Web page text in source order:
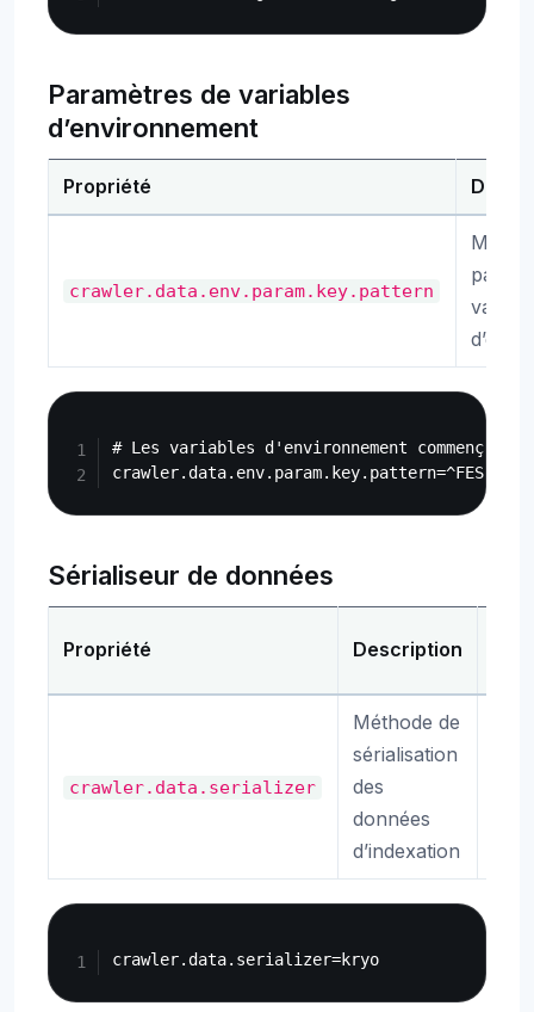
Paramètres de variables
d’environnement
Propriété
crawler.data.env.param.key.pattern
Motif
# Les variables d'environnement
Sérialiseur de données
Propriété Description
crawler.data.serializer
Méthode de
sérialisation
des
données
d’indexation